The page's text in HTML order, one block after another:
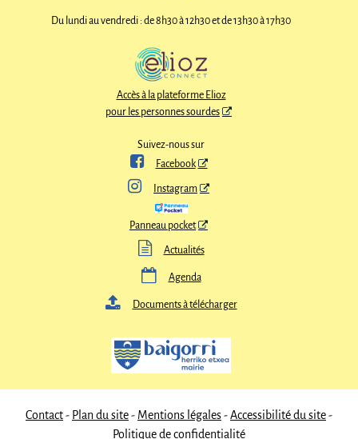
Du lundi au vendredi : de 8h30 à 12h30 et de 13h30 à 17h30
Accès à la plateforme Elioz
pour les personnes sourdes
Suivez-nous sur
 Facebook
 Instagram
Panneau pocket
 Actualités
 Agenda
 Documents à télécharger
Contact Plan du site Mentions légales
Accessibilité du site
Politique de confidentialité